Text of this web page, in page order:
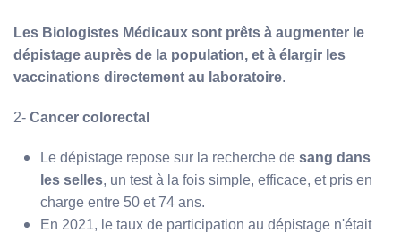
Les Biologistes Médicaux sont prêts à augmenter le
dépistage auprès de la population, et à élargir les
vaccinations directement au laboratoire.
2- Cancer colorectal
Le dépistage repose sur la recherche de sang dans
les selles, un test à la fois simple, efficace, et pris en
charge entre 50 et 74 ans.
En 2021, le taux de participation au dépistage n'était